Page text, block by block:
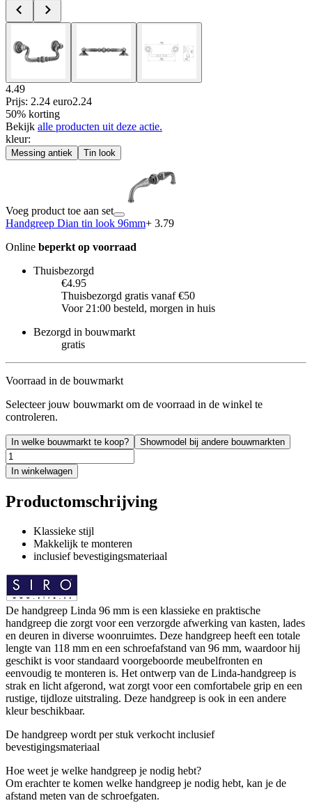
4.49
Prijs: 2.24 euro2.24
50% korting
Bekijk alle producten uit deze actie.
kleur:
Messing antiek Tin look
Voeg product toe aan set
Handgreep Dian tin look 96mm+ 3.79
Online beperkt op voorraad
Thuisbezorgd
€4.95
Thuisbezorgd gratis vanaf €50
Voor 21:00 besteld, morgen in huis
Bezorgd in bouwmarkt
gratis
Voorraad in de bouwmarkt
Selecteer jouw bouwmarkt om de voorraad in de winkel te
controleren.
In welke bouwmarkt te koop? Showmodel bij andere bouwmarkten
In winkelwagen
Productomschrijving
Klassieke stijl
Makkelijk te monteren
inclusief bevestigingsmateriaal
De handgreep Linda 96 mm is een klassieke en praktische
handgreep die zorgt voor een verzorgde afwerking van kasten, lades
en deuren in diverse woonruimtes. Deze handgreep heeft een totale
lengte van 118 mm en een schroefafstand van 96 mm, waardoor hij
geschikt is voor standaard voorgeboorde meubelfronten en
eenvoudig te monteren is. Het ontwerp van de Linda-handgreep is
strak en licht afgerond, wat zorgt voor een comfortabele grip en een
rustige, tijdloze uitstraling. Deze handgreep is ook in een andere
kleur beschikbaar.
De handgreep wordt per stuk verkocht inclusief
bevestigingsmateriaal
Hoe weet je welke handgreep je nodig hebt?
Om erachter te komen welke handgreep je nodig hebt, kan je de
afstand meten van de schroefgaten.